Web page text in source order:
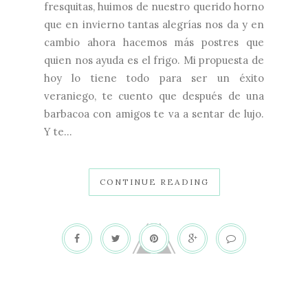
fresquitas, huimos de nuestro querido horno
que en invierno tantas alegrías nos da y en
cambio ahora hacemos más postres que
quien nos ayuda es el frigo. Mi propuesta de
hoy lo tiene todo para ser un éxito
veraniego, te cuento que después de una
barbacoa con amigos te va a sentar de lujo.
Y te...
CONTINUE READING